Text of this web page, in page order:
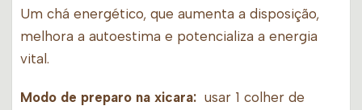
Um chá energético, que aumenta a disposição,
melhora a autoestima e potencializa a energia
vital.
Modo de preparo na xicara: usar 1 colher de